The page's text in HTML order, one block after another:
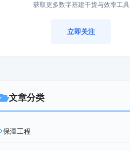
获取更多数字基建干货与效率工具
立即关注
文章分类
保温工程